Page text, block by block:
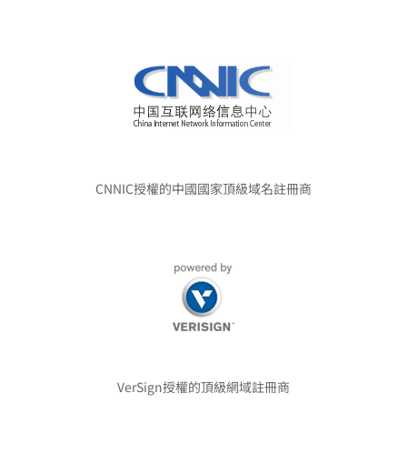
CNNIC授權的中國國家頂級域名註冊商
VerSign授權的頂級網域註冊商